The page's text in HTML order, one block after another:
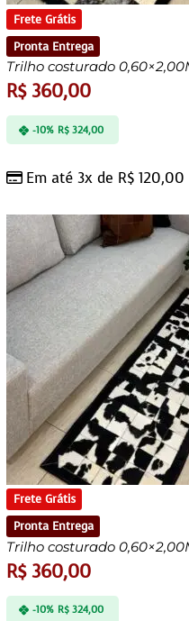
Frete Grátis
Pronta Entrega
Trilho costurado
R$360,00
Em até 3x de R$ 120,00
-10% R$324,00
Frete Grátis
Pronta Entrega
Trilho costurado
R$360,00
-10% R$324,00